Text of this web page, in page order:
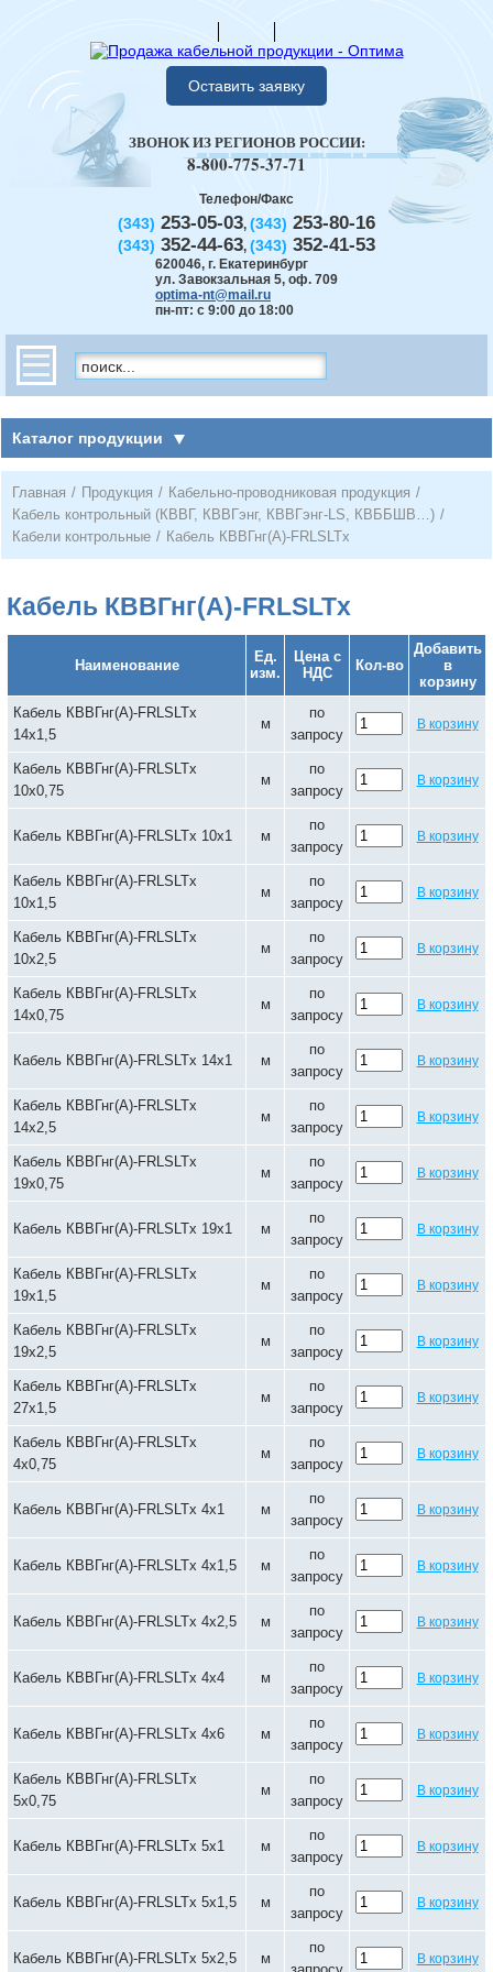
Оставить заявку
Телефон/Факс
(343) 253-05-03, (343) 253-80-16
(343) 352-44-63, (343) 352-41-53
620046, г. Екатеринбург
ул. Завокзальная 5, оф. 709
optima-nt@mail.ru
пн-пт: с 9:00 до 18:00
ЗВОНОК ИЗ РЕГИОНОВ РОССИИ:
8-800-775-37-71
Каталог продукции
Главная / Продукция / Кабельно-проводниковая продукция /
Кабель контрольный (КВВГ, КВВГэнг, КВВГэнг-LS, КВББШВ…) /
Кабели контрольные / Кабель КВВГнг(А)-FRLSLTx
Кабель КВВГнг(А)-FRLSLTx
Наименование
Ед.
изм.
Цена с
НДС
Кол-во
Добавить
в
корзину
Кабель КВВГнг(А)-FRLSLTx
14х1,5
м
по
запросу
В корзину
Кабель КВВГнг(А)-FRLSLTx
10х0,75
м
по
запросу
В корзину
Кабель КВВГнг(А)-FRLSLTx 10х1 м
по
запросу
В корзину
Кабель КВВГнг(А)-FRLSLTx
10х1,5
м
по
запросу
В корзину
Кабель КВВГнг(А)-FRLSLTx
10х2,5
м
по
запросу
В корзину
Кабель КВВГнг(А)-FRLSLTx
14х0,75
м
по
запросу
В корзину
Кабель КВВГнг(А)-FRLSLTx 14х1 м
по
запросу
В корзину
Кабель КВВГнг(А)-FRLSLTx
14х2,5
м
по
запросу
В корзину
Кабель КВВГнг(А)-FRLSLTx
19х0,75
м
по
запросу
В корзину
Кабель КВВГнг(А)-FRLSLTx 19х1 м
по
запросу
В корзину
Кабель КВВГнг(А)-FRLSLTx
19х1,5
м
по
запросу
В корзину
Кабель КВВГнг(А)-FRLSLTx
19х2,5
м
по
запросу
В корзину
Кабель КВВГнг(А)-FRLSLTx
27х1,5
м
по
запросу
В корзину
Кабель КВВГнг(А)-FRLSLTx
4х0,75
м
по
запросу
В корзину
Кабель КВВГнг(А)-FRLSLTx 4х1 м
по
запросу
В корзину
Кабель КВВГнг(А)-FRLSLTx 4х1,5 м
по
запросу
В корзину
Кабель КВВГнг(А)-FRLSLTx 4х2,5 м
по
запросу
В корзину
Кабель КВВГнг(А)-FRLSLTx 4х4 м
по
запросу
В корзину
Кабель КВВГнг(А)-FRLSLTx 4х6 м
по
запросу
В корзину
Кабель КВВГнг(А)-FRLSLTx
5х0,75
м
по
запросу
В корзину
Кабель КВВГнг(А)-FRLSLTx 5х1 м
по
запросу
В корзину
Кабель КВВГнг(А)-FRLSLTx 5х1,5 м
по
запросу
В корзину
Кабель КВВГнг(А)-FRLSLTx 5х2,5 м
по
В корзину